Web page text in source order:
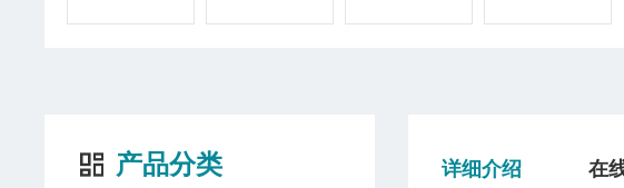
产品分类 详细介绍 在